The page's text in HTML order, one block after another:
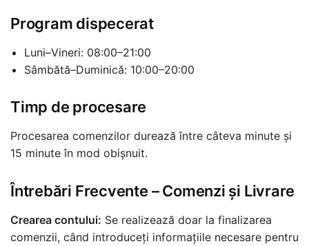
Program dispecerat
Luni–Vineri: 08:00–21:00
Sâmbătă–Duminică: 10:00–20:00
Timp de procesare
Procesarea comenzilor durează între câteva minute și
15 minute în mod obișnuit.
Întrebări Frecvente – Comenzi și Livrare
Crearea contului: Se realizează doar la finalizarea
comenzii, când introduceți informațiile necesare pentru